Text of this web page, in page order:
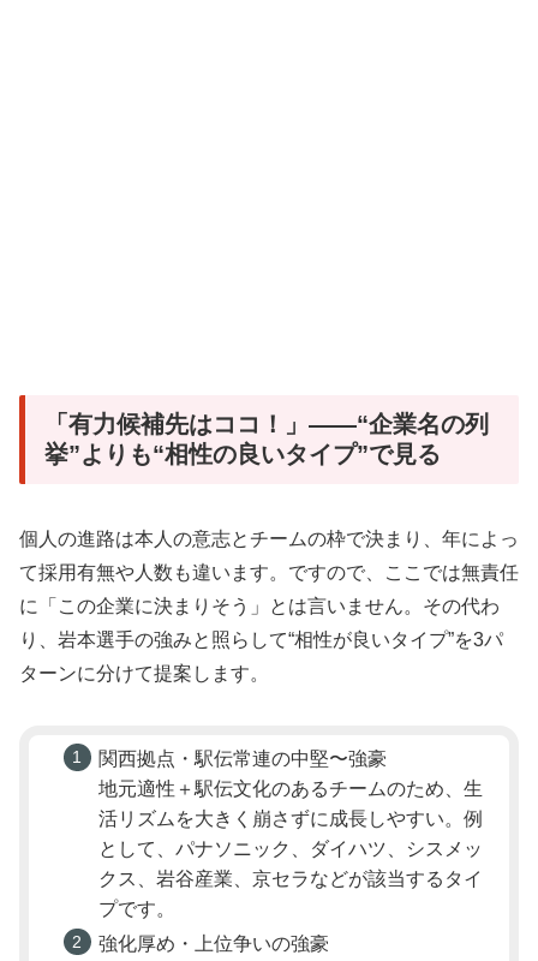
「有力候補先はココ！」——“企業名の列
挙”よりも“相性の良いタイプ”で見る
個人の進路は本人の意志とチームの枠で決まり、年によっ
て採用有無や人数も違います。ですので、ここでは無責任
に「この企業に決まりそう」とは言いません。その代わ
り、岩本選手の強みと照らして“相性が良いタイプ”を3パ
ターンに分けて提案します。
関西拠点・駅伝常連の中堅〜強豪
地元適性＋駅伝文化のあるチームのため、生
活リズムを大きく崩さずに成長しやすい。例
として、パナソニック、ダイハツ、シスメッ
クス、岩谷産業、京セラなどが該当するタイ
プです。
強化厚め・上位争いの強豪